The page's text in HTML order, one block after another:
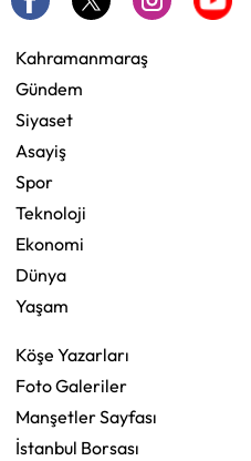
Kahramanmaraş
Gündem
Siyaset
Asayiş
Spor
Teknoloji
Ekonomi
Dünya
Yaşam
Köşe Yazarları
Foto Galeriler
Manşetler Sayfası
İstanbul Borsası